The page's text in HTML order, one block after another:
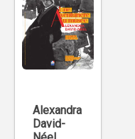
Alexandra
David-